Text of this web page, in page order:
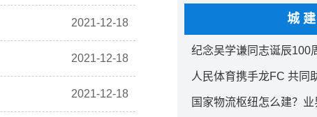
2021-12-18
2021-12-18
2021-12-18
城建